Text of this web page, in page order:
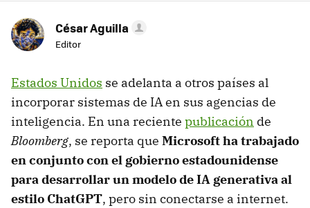
César Aguilla
Editor
Estados Unidos se adelanta a otros países al
incorporar sistemas de IA en sus agencias de
inteligencia. En una reciente publicación de
Bloomberg, se reporta que Microsoft ha trabajado
en conjunto con el gobierno estadounidense
para desarrollar un modelo de IA generativa al
estilo ChatGPT, pero sin conectarse a internet.